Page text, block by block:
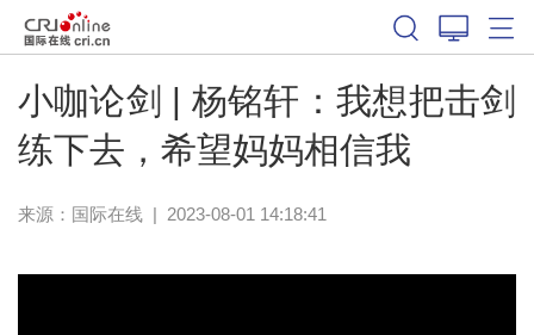
小咖论剑 | 杨铭轩：我想把击剑
练下去，希望妈妈相信我
来源： 国际在线| 2023-08-01 14:18:41